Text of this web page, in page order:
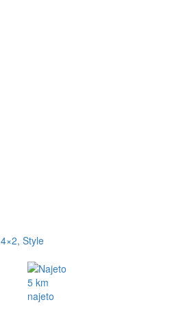
Style
5 km
najeto